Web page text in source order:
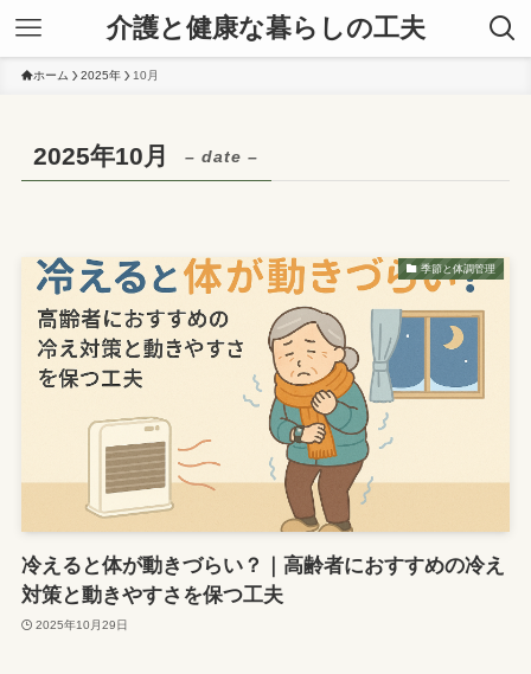
介護と健康な暮らしの工夫
ホーム 2025年 10月
2025年10月 – date –
季節と体調管理
冷えると体が動きづらい？｜高齢者におすすめの冷え
対策と動きやすさを保つ工夫
2025年10月29日